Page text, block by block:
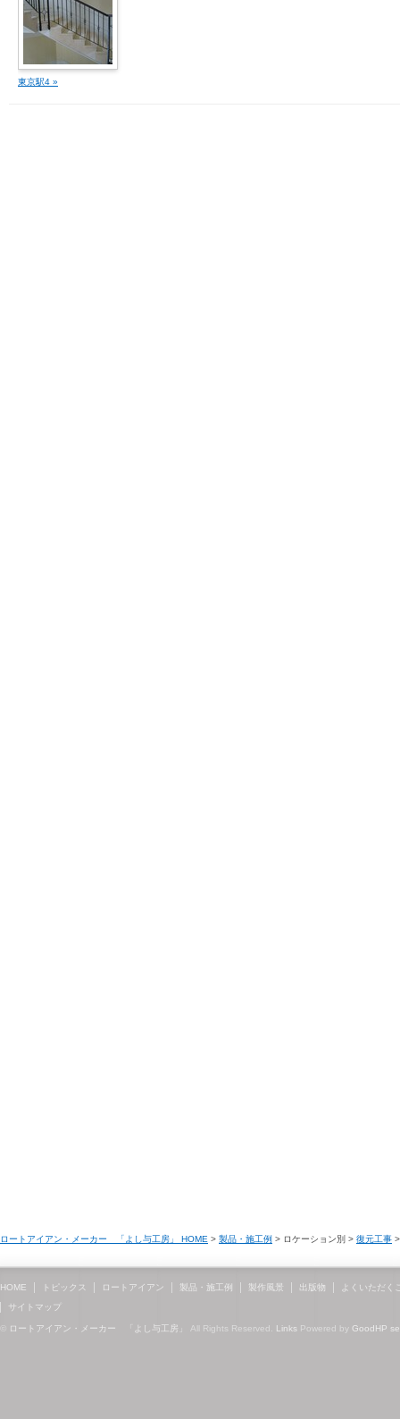
東京駅4 »
ロートアイアン・メーカー 「よし与工房」 HOME > 製品・施工例 > ロケーション別 > 復元工事
HOME トピックス ロートアイアン 製品・施工例 製作風景 出版物
よくいただく
サイトマップ
ロートアイアン・メーカー 「よし与工房」 All Rights Reserved. Links Powered by GoodHP